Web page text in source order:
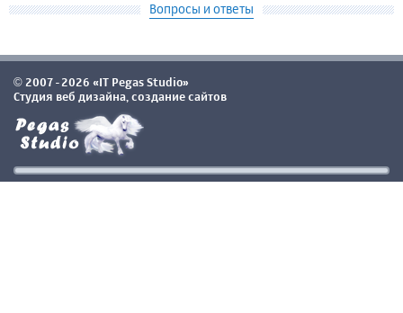
Вопросы и ответы
© 2007-2026 «IT Pegas Studio»
Студия веб дизайна, создание сайтов